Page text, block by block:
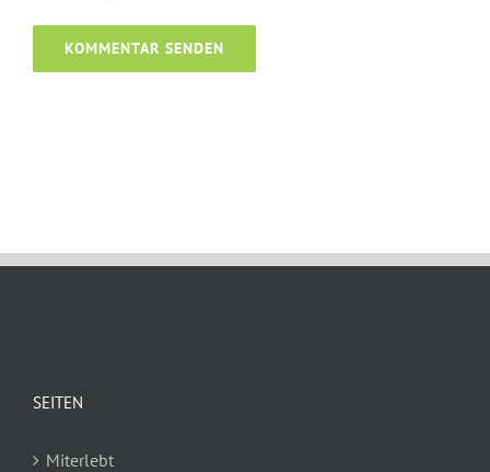
SEITEN
Miterlebt